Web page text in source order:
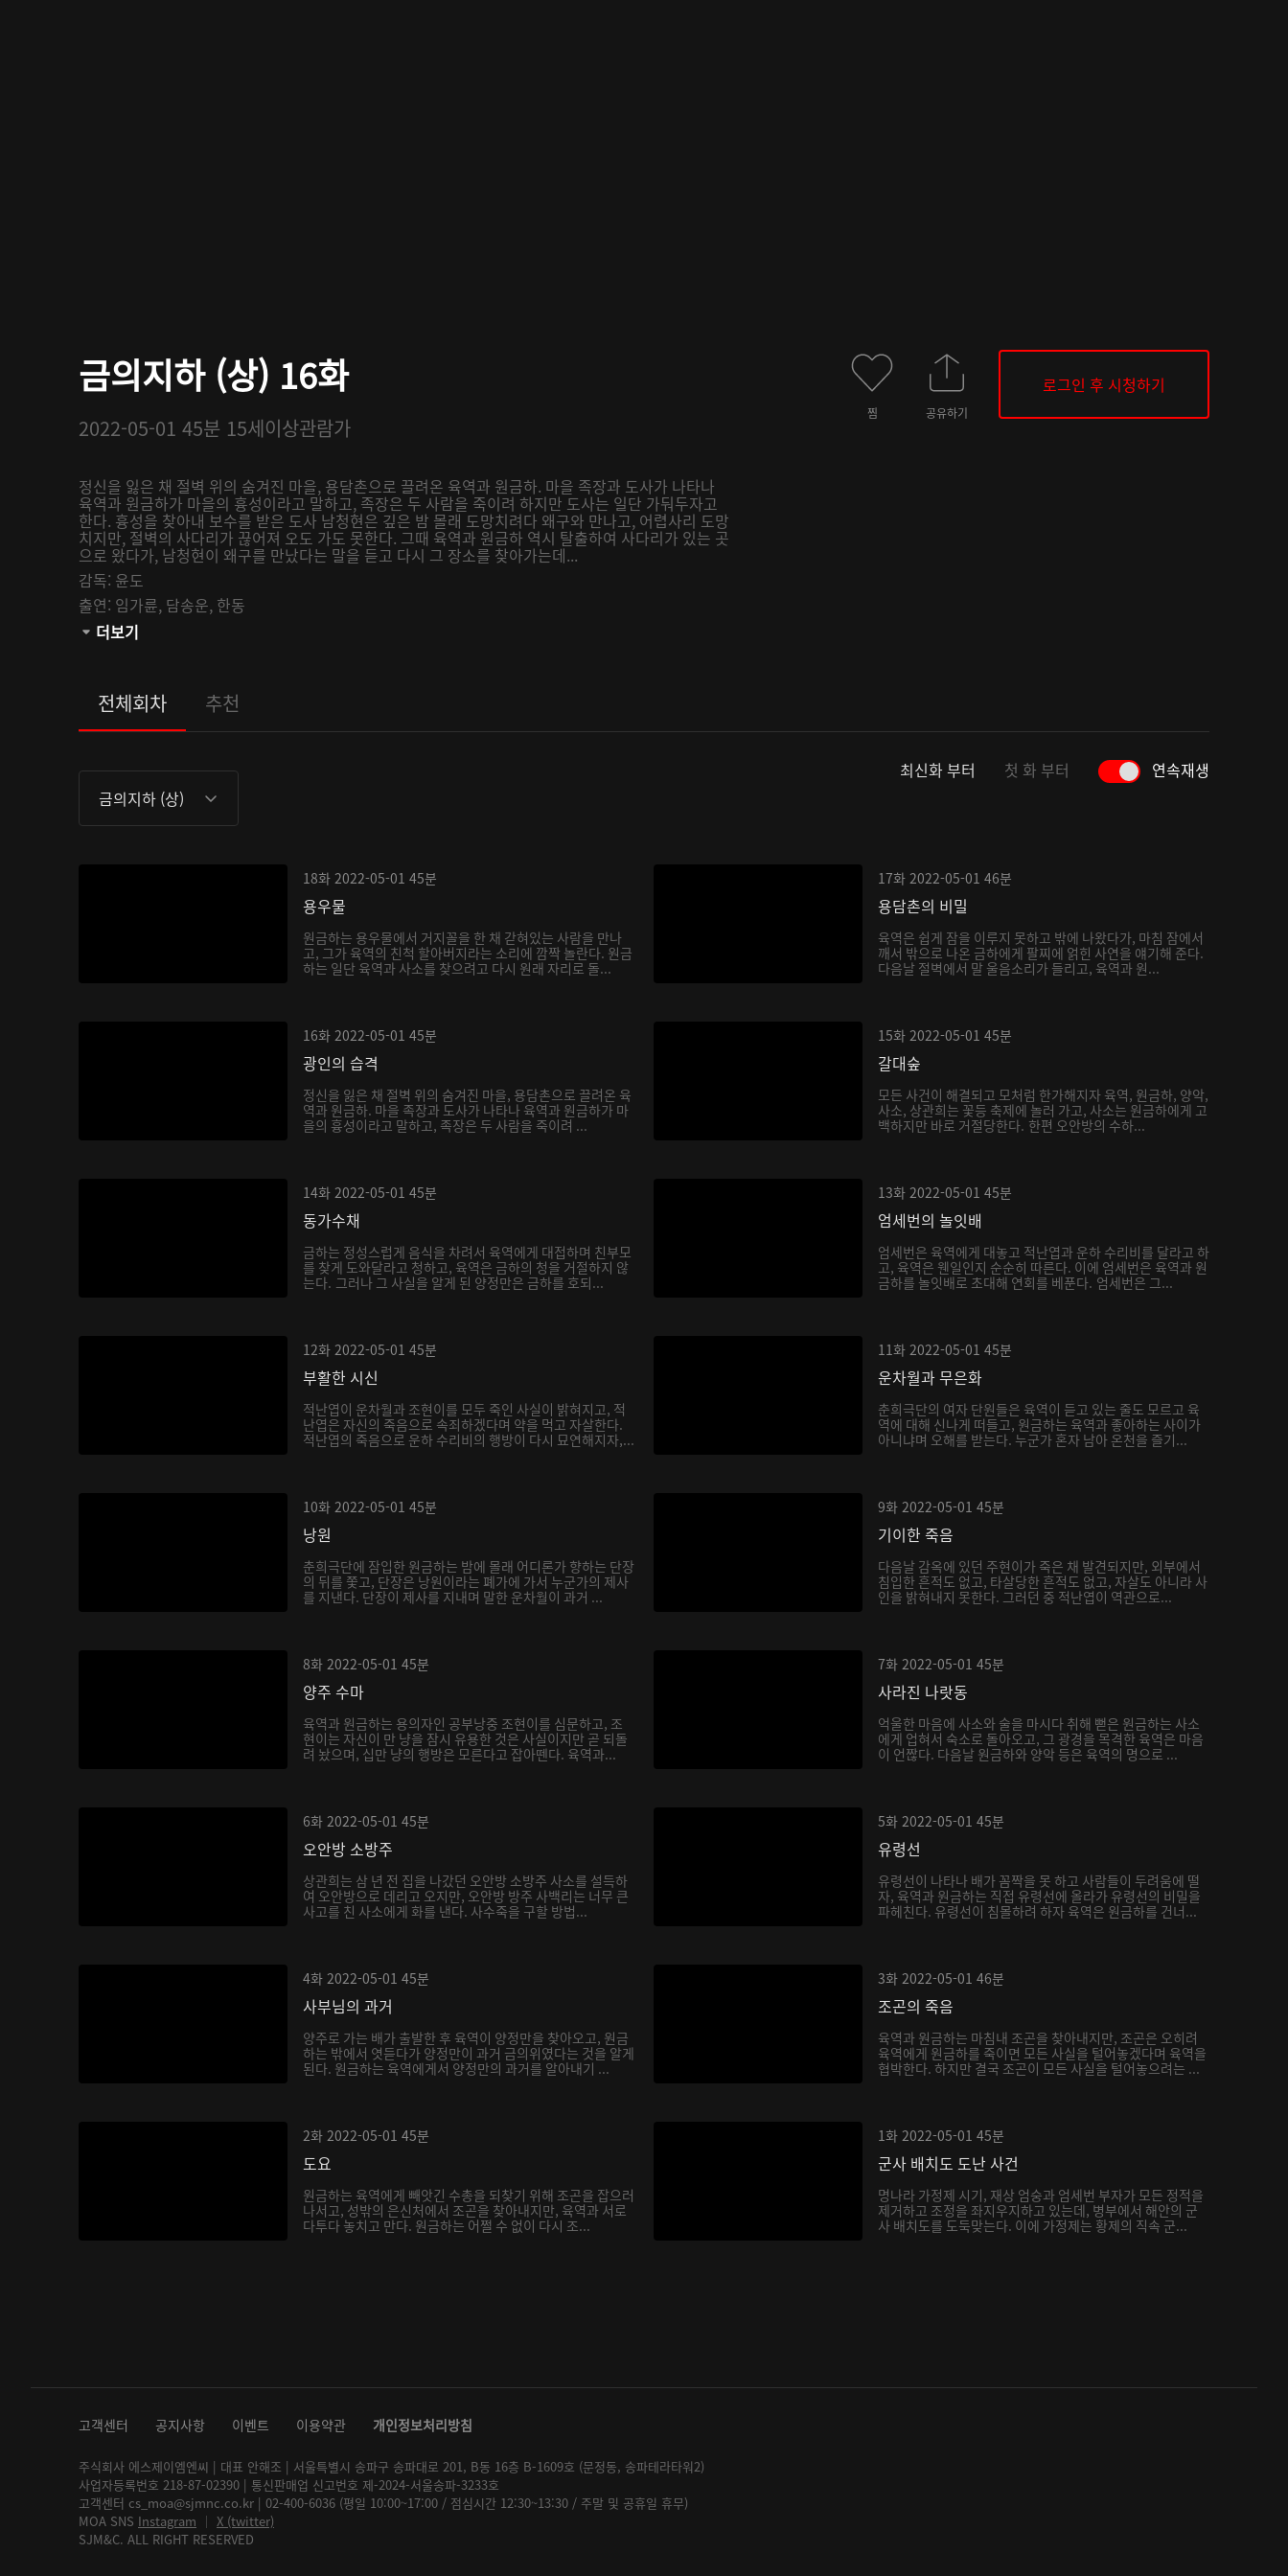
금의지하 (상) 16화
2022-05-01 45분 15세이상관람가
정신을 잃은 채 절벽 위의 숨겨진 마을, 용담촌으로 끌려온 육역과 원금하. 마을 족장과 도사가 나타나
육역과 원금하가 마을의 흉성이라고 말하고, 족장은 두 사람을 죽이려 하지만 도사는 일단 가둬두자고
한다. 흉성을 찾아내 보수를 받은 도사 남청현은 깊은 밤 몰래 도망치려다 왜구와 만나고, 어렵사리 도망
치지만, 절벽의 사다리가 끊어져 오도 가도 못한다. 그때 육역과 원금하 역시 탈출하여 사다리가 있는 곳
으로 왔다가, 남청현이 왜구를 만났다는 말을 듣고 다시 그 장소를 찾아가는데...
감독: 윤도
출연: 임가륜, 담송운, 한동
관람등급:
더보기
찜 공유하기
로그인 후 시청하기
전체회차 추천
금의지하 (상)
최신화 부터 첫 화 부터 연속재생
18화 2022-05-01 45분
용우물
원금하는 용우물에서 거지꼴을 한 채 갇혀있는 사람을 만나
고, 그가 육역의 친척 할아버지라는 소리에 깜짝 놀란다. 원금
하는 일단 육역과 사소를 찾으려고 다시 원래 자리로 돌...
17화 2022-05-01 46분
용담촌의 비밀
육역은 쉽게 잠을 이루지 못하고 밖에 나왔다가, 마침 잠에서
깨서 밖으로 나온 금하에게 팔찌에 얽힌 사연을 얘기해 준다.
다음날 절벽에서 말 울음소리가 들리고, 육역과 원...
16화 2022-05-01 45분
광인의 습격
정신을 잃은 채 절벽 위의 숨겨진 마을, 용담촌으로 끌려온 육
역과 원금하. 마을 족장과 도사가 나타나 육역과 원금하가 마
을의 흉성이라고 말하고, 족장은 두 사람을 죽이려 ...
15화 2022-05-01 45분
갈대숲
모든 사건이 해결되고 모처럼 한가해지자 육역, 원금하, 양악,
사소, 상관희는 꽃등 축제에 놀러 가고, 사소는 원금하에게 고
백하지만 바로 거절당한다. 한편 오안방의 수하...
14화 2022-05-01 45분
동가수채
금하는 정성스럽게 음식을 차려서 육역에게 대접하며 친부모
를 찾게 도와달라고 청하고, 육역은 금하의 청을 거절하지 않
는다. 그러나 그 사실을 알게 된 양정만은 금하를 호되...
13화 2022-05-01 45분
엄세번의 놀잇배
엄세번은 육역에게 대놓고 적난엽과 운하 수리비를 달라고 하
고, 육역은 웬일인지 순순히 따른다. 이에 엄세번은 육역과 원
금하를 놀잇배로 초대해 연회를 베푼다. 엄세번은 그...
12화 2022-05-01 45분
부활한 시신
적난엽이 운차월과 조현이를 모두 죽인 사실이 밝혀지고, 적
난엽은 자신의 죽음으로 속죄하겠다며 약을 먹고 자살한다.
적난엽의 죽음으로 운하 수리비의 행방이 다시 묘연해지자,...
11화 2022-05-01 45분
운차월과 무은화
춘희극단의 여자 단원들은 육역이 듣고 있는 줄도 모르고 육
역에 대해 신나게 떠들고, 원금하는 육역과 좋아하는 사이가
아니냐며 오해를 받는다. 누군가 혼자 남아 온천을 즐기...
10화 2022-05-01 45분
낭원
춘희극단에 잠입한 원금하는 밤에 몰래 어디론가 향하는 단장
의 뒤를 쫓고, 단장은 낭원이라는 폐가에 가서 누군가의 제사
를 지낸다. 단장이 제사를 지내며 말한 운차월이 과거 ...
9화 2022-05-01 45분
기이한 죽음
다음날 감옥에 있던 주현이가 죽은 채 발견되지만, 외부에서
침입한 흔적도 없고, 타살당한 흔적도 없고, 자살도 아니라 사
인을 밝혀내지 못한다. 그러던 중 적난엽이 역관으로...
8화 2022-05-01 45분
양주 수마
육역과 원금하는 용의자인 공부낭중 조현이를 심문하고, 조
현이는 자신이 만 냥을 잠시 유용한 것은 사실이지만 곧 되돌
려 놨으며, 십만 냥의 행방은 모른다고 잡아뗀다. 육역과...
7화 2022-05-01 45분
사라진 나랏동
억울한 마음에 사소와 술을 마시다 취해 뻗은 원금하는 사소
에게 업혀서 숙소로 돌아오고, 그 광경을 목격한 육역은 마음
이 언짢다. 다음날 원금하와 양악 등은 육역의 명으로 ...
6화 2022-05-01 45분
오안방 소방주
상관희는 삼 년 전 집을 나갔던 오안방 소방주 사소를 설득하
여 오안방으로 데리고 오지만, 오안방 방주 사백리는 너무 큰
사고를 친 사소에게 화를 낸다. 사수죽을 구할 방법...
5화 2022-05-01 45분
유령선
유령선이 나타나 배가 꼼짝을 못 하고 사람들이 두려움에 떨
자, 육역과 원금하는 직접 유령선에 올라가 유령선의 비밀을
파헤친다. 유령선이 침몰하려 하자 육역은 원금하를 건너...
4화 2022-05-01 45분
사부님의 과거
양주로 가는 배가 출발한 후 육역이 양정만을 찾아오고, 원금
하는 밖에서 엿듣다가 양정만이 과거 금의위였다는 것을 알게
된다. 원금하는 육역에게서 양정만의 과거를 알아내기 ...
3화 2022-05-01 46분
조곤의 죽음
육역과 원금하는 마침내 조곤을 찾아내지만, 조곤은 오히려
육역에게 원금하를 죽이면 모든 사실을 털어놓겠다며 육역을
협박한다. 하지만 결국 조곤이 모든 사실을 털어놓으려는 ...
2화 2022-05-01 45분
도요
원금하는 육역에게 빼앗긴 수총을 되찾기 위해 조곤을 잡으러
나서고, 성밖의 은신처에서 조곤을 찾아내지만, 육역과 서로
다투다 놓치고 만다. 원금하는 어쩔 수 없이 다시 조...
1화 2022-05-01 45분
군사 배치도 도난 사건
명나라 가정제 시기, 재상 엄숭과 엄세번 부자가 모든 정적을
제거하고 조정을 좌지우지하고 있는데, 병부에서 해안의 군
사 배치도를 도둑맞는다. 이에 가정제는 황제의 직속 군...
고객센터 공지사항 이벤트 이용약관 개인정보처리방침
주식회사 에스제이엠엔씨 | 대표 안해조 | 서울특별시 송파구 송파대로 201, B동 16층 B-1609호 (문정동, 송파테라타워2)
사업자등록번호 218-87-02390 | 통신판매업 신고번호 제-2024-서울송파-3233호
고객센터 cs_moa@sjmnc.co.kr | 02-400-6036 (평일 10:00~17:00 / 점심시간 12:30~13:30 / 주말 및 공휴일 휴무)
MOA SNS Instagram │ X (twitter)
SJM&C. ALL RIGHT RESERVED